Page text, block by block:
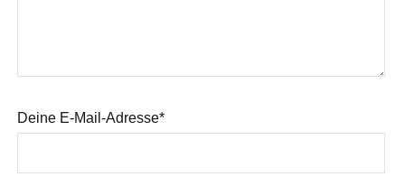
Deine E-Mail-Adresse*